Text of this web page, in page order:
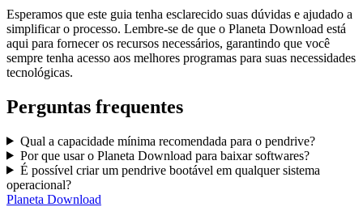
Esperamos que este guia tenha esclarecido suas dúvidas e ajudado a
simplificar o processo. Lembre-se de que o Planeta Download está
aqui para fornecer os recursos necessários, garantindo que você
sempre tenha acesso aos melhores programas para suas necessidades
tecnológicas.
Perguntas frequentes
Qual a capacidade mínima recomendada para o pendrive?
Por que usar o Planeta Download para baixar softwares?
É possível criar um pendrive bootável em qualquer sistema
operacional?
Planeta Download